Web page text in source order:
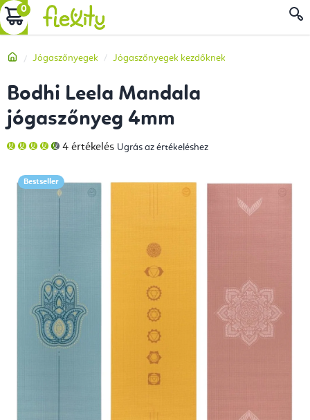
Ugrás
a
tartalomhoz
KOSÁR
Kezdőlap
Jógaszőnyegek Jógaszőnyegek kezdőknek
Bodhi Leela Mandala
jógaszőnyeg 4mm
A
termék
5-
ből
4 értékelés Ugrás az értékeléshez
Bestseller